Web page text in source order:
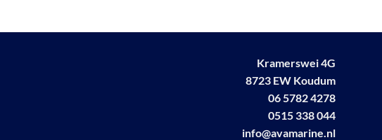
Kramerswei 4G
8723 EW Koudum
06 5782 4278
0515 338 044
info@avamarine.nl